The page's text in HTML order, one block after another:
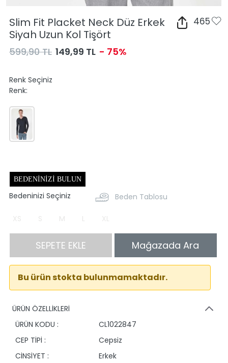
Slim Fit Placket Neck Düz Erkek
Siyah Uzun Kol Tişört
465
599,90 TL 149,99 TL - 75%
Renk Seçiniz
Renk:
BEDENINIZI BULUN
Bedeninizi Seçiniz Beden Tablosu
XS S M L XL
SEPETE EKLE Mağazada Ara
Bu ürün stokta bulunmamaktadır.
ÜRÜN ÖZELLİKLERİ
ÜRÜN KODU :
CL1022847
CEP TİPİ :
Cepsiz
CİNSİYET :
Erkek